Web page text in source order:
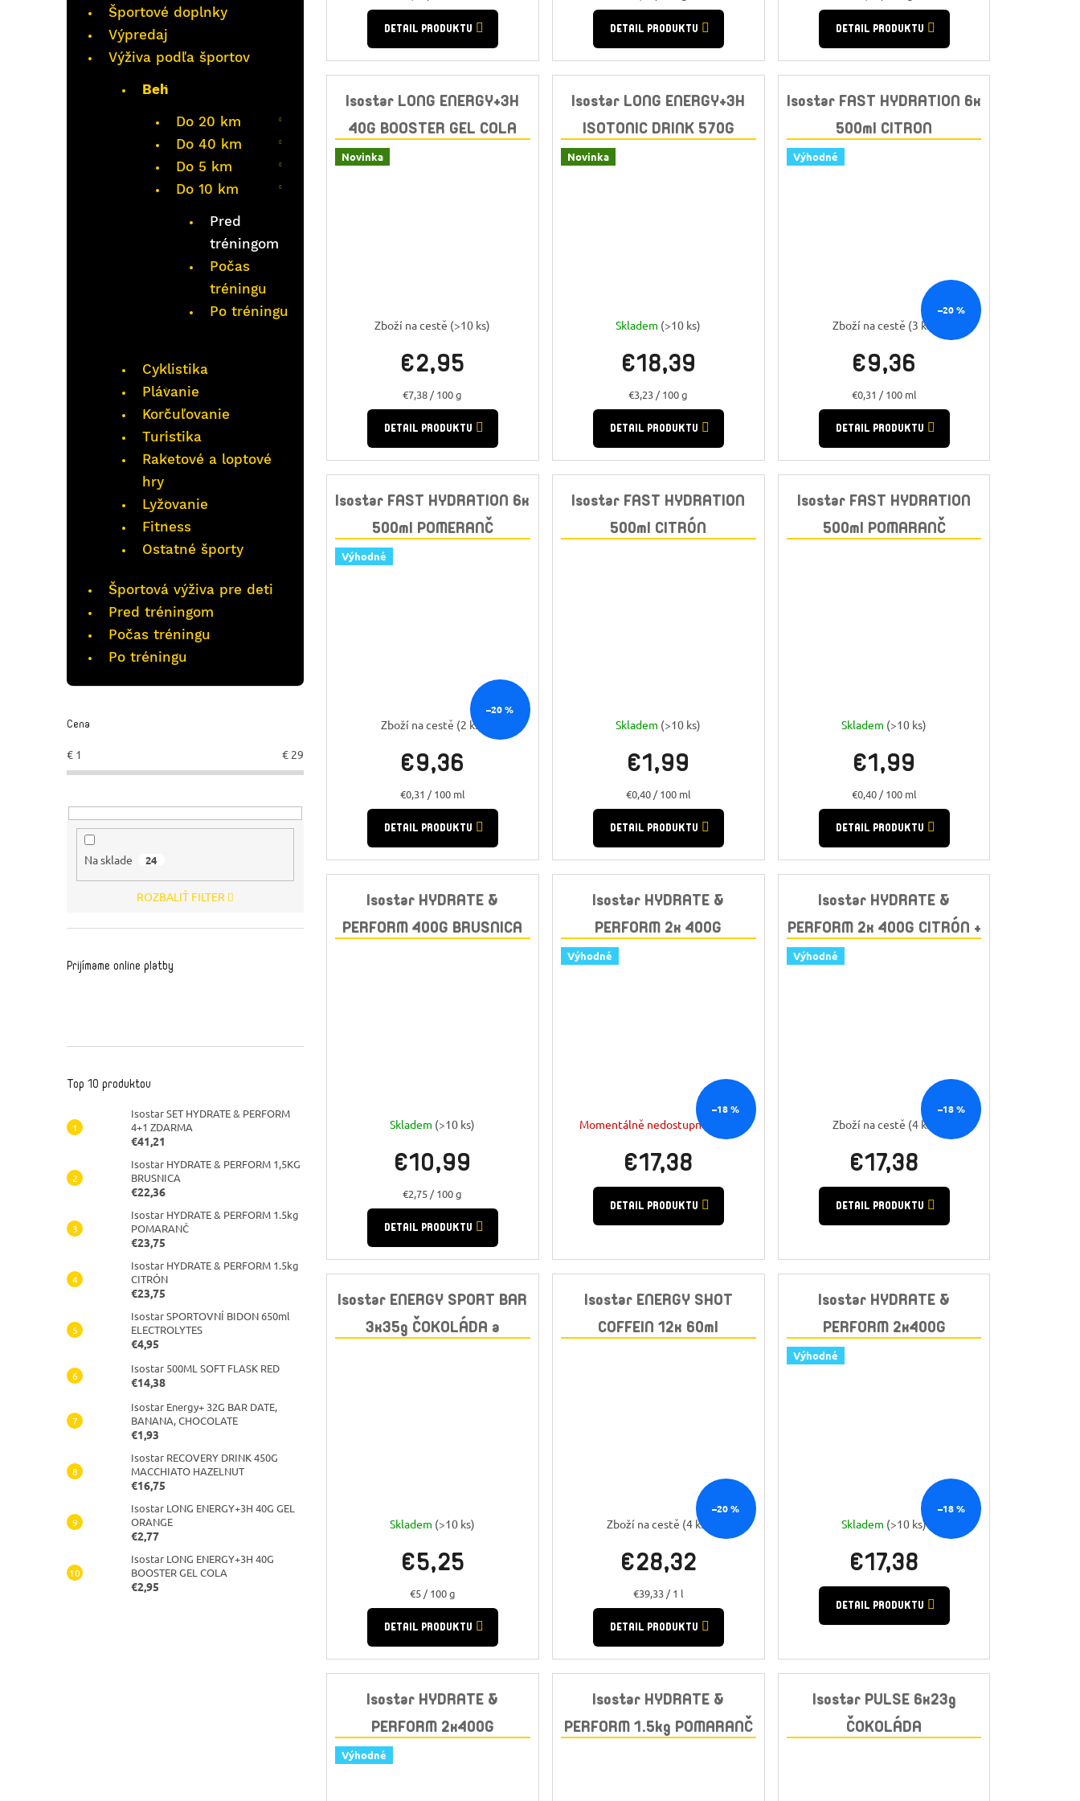
Športové doplnky
Výpredaj
Výživa podľa športov
Beh
Do 20 km
Do 40 km
Do 5 km
Do 10 km
Pred
tréningom
Počas
tréningu
Po tréningu
Cyklistika
Plávanie
Korčuľovanie
Turistika
Raketové a loptové
hry
Lyžovanie
Fitness
Ostatné športy
Športová výživa pre deti
Pred tréningom
Počas tréningu
Po tréningu
Cena
€ 1 € 29
Na sklade 24
ROZBALIŤ FILTER
Prijímame online platby
Top 10 produktov
Isostar SET HYDRATE & PERFORM
4+1 ZDARMA
€41,21
Isostar HYDRATE & PERFORM 1,5KG
BRUSNICA
€22,36
Isostar HYDRATE & PERFORM 1.5kg
POMARANČ
€23,75
Isostar HYDRATE & PERFORM 1.5kg
CITRÓN
€23,75
Isostar SPORTOVNÍ BIDON 650ml
ELECTROLYTES
€4,95
Isostar 500ML SOFT FLASK RED
€14,38
Isostar Energy+ 32G BAR DATE,
BANANA, CHOCOLATE
€1,93
Isostar RECOVERY DRINK 450G
MACCHIATO HAZELNUT
€16,75
Isostar LONG ENERGY+3H 40G GEL
ORANGE
€2,77
Isostar LONG ENERGY+3H 40G
BOOSTER GEL COLA
€2,95
cena:
DETAIL PRODUKTU
cena:
DETAIL PRODUKTU
cena:
DETAIL PRODUKTU
Isostar LONG ENERGY+3H
40G BOOSTER GEL COLA
Novinka
Zboží na cestě (>10 ks)
€2,95
Jednotková
cena:
€7,38 / 100 g
DETAIL PRODUKTU
Isostar LONG ENERGY+3H
ISOTONIC DRINK 570G
Novinka
Skladem (>10 ks)
€18,39
Jednotková
cena:
€3,23 / 100 g
DETAIL PRODUKTU
Isostar FAST HYDRATION 6x
500ml CITRON
Výhodné
–20 %
Zboží na cestě (3 ks)
€9,36
Jednotková
cena:
€0,31 / 100 ml
DETAIL PRODUKTU
Isostar FAST HYDRATION 6x
500ml POMERANČ
Výhodné
–20 %
Zboží na cestě (2 ks)
€9,36
Jednotková
cena:
€0,31 / 100 ml
DETAIL PRODUKTU
Isostar FAST HYDRATION
500ml CITRÓN
Skladem (>10 ks)
€1,99
Jednotková
cena:
€0,40 / 100 ml
DETAIL PRODUKTU
Isostar FAST HYDRATION
500ml POMARANČ
Skladem (>10 ks)
€1,99
Jednotková
cena:
€0,40 / 100 ml
DETAIL PRODUKTU
Isostar HYDRATE &
PERFORM 400G BRUSNICA
Skladem (>10 ks)
€10,99
Jednotková
cena:
€2,75 / 100 g
DETAIL PRODUKTU
Isostar HYDRATE &
PERFORM 2x 400G
POMARANČ + BIDON GRATIS
Výhodné
–18 %
Momentálně nedostupné
€17,38
DETAIL PRODUKTU
Isostar HYDRATE &
PERFORM 2x 400G CITRÓN +
BIDON GRATIS
Výhodné
–18 %
Zboží na cestě (4 ks)
€17,38
DETAIL PRODUKTU
Isostar ENERGY SPORT BAR
3x35g ČOKOLÁDA a
Skladem (>10 ks)
€5,25
Jednotková
cena:
€5 / 100 g
DETAIL PRODUKTU
Isostar ENERGY SHOT
COFFEIN 12x 60ml
–20 %
Zboží na cestě (4 ks)
€28,32
Jednotková
cena:
€39,33 / 1 l
DETAIL PRODUKTU
Isostar HYDRATE &
PERFORM 2x400G
BRUSNICA + BIDON GRATIS
Výhodné
–18 %
Skladem (>10 ks)
€17,38
DETAIL PRODUKTU
Isostar HYDRATE &
PERFORM 2x400G
GRAPEFRUIT + BIDON
Výhodné
Isostar HYDRATE &
PERFORM 1.5kg POMARANČ
Isostar PULSE 6x23g
ČOKOLÁDA